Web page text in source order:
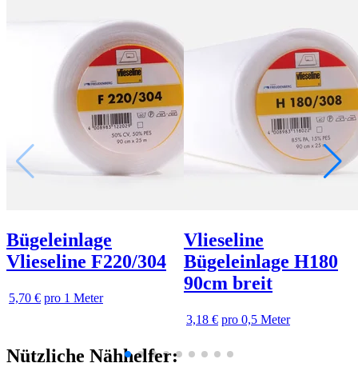
Bügeleinlage
Vlieseline F220/304
5,70 € pro 1 Meter
Vlieseline
Bügeleinlage H180
90cm breit
3,18 € pro 0,5 Meter
Nützliche Nähhelfer: